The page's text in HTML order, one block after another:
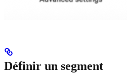
Définir un segment